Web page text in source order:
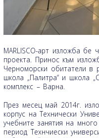
MARLISCO-арт изложба бе
проекта. Принос към
Черноморски обитатели в
школа „Палитра“ и школа
комплекс – Варна.
През месец май 2014г.
корпус на Технически
учебните занятия на много
период Технчиески